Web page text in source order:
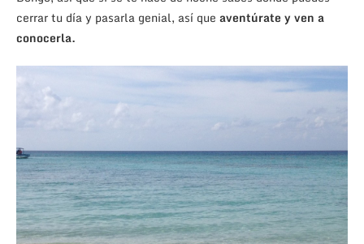
cerrar tu día y pasarla genial, así que aventúrate y ven a
conocerla.